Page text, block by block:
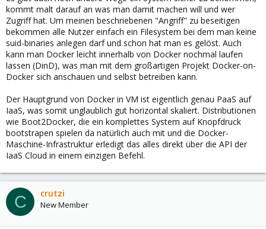
kommt malt darauf an was man damit machen will und wer
Zugriff hat. Um meinen beschriebenen "Angriff" zu beseitigen
bekommen alle Nutzer einfach ein Filesystem bei dem man keine
suid-binaries anlegen darf und schon hat man es gelöst. Auch
kann man Docker leicht innerhalb von Docker nochmal laufen
lassen (DinD), was man mit dem großartigen Projekt Docker-on-
Docker sich anschauen und selbst betreiben kann.
Der Hauptgrund von Docker in VM ist eigentlich genau PaaS auf
IaaS, was somit unglaublich gut horizontal skaliert. Distributionen
wie Boot2Docker, die ein komplettes System auf Knopfdruck
bootstrapen spielen da natürlich auch mit und die Docker-
Maschine-Infrastruktur erledigt das alles direkt über die API der
IaaS Cloud in einem einzigen Befehl.
C crutzi
New Member